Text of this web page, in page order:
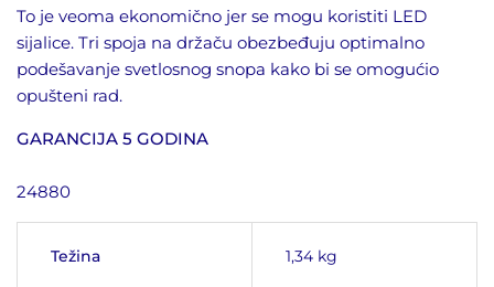
To je veoma ekonomično jer se mogu koristiti LED
sijalice. Tri spoja na držaču obezbeđuju optimalno
podešavanje svetlosnog snopa kako bi se omogućio
opušteni rad.
GARANCIJA 5 GODINA
24880
Težina 1,34 kg